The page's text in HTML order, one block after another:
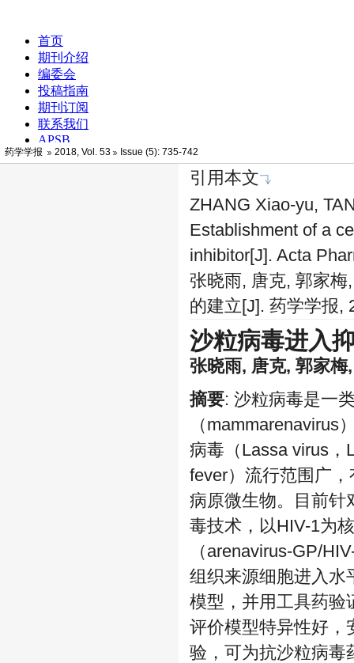
药学学报 2018, Vol. 53 Issue (5): 735-742
引用本文
ZHANG Xiao-yu,
Establishment of a
inhibitor[J]. Acta
张晓雨, 唐克, 郭家
的建立[J]. 药学学报
沙粒病毒进入
张晓雨, 唐克, 郭家梅
摘要: 沙粒病毒是一
（
病毒（Lassa virus，
fever）流行范围广
病原微生物。目前针
毒技术，以HIV-1为
（arenavirus-GP/
组织来源细胞进入水
模型，并用工具药验
评价模型特异性好，
验，可为抗沙粒病毒